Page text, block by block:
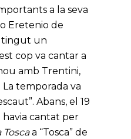
a la seva
Eretenio de
tingut un
cop va cantar a
amb Trentini,
temporada va
Abans, el 19
havia cantat per
Toscaa “Tosca” de